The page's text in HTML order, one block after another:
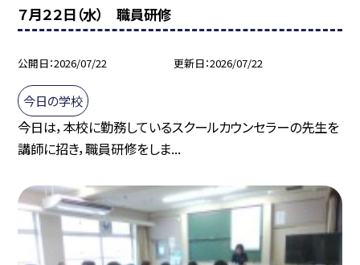
７月２２日（水） 職員研修
公開日 2026/07/22 更新日 2026/07/22
今日の学校
今日は，本校に勤務しているスクールカウンセラーの先生を
講師に招き，職員研修をしま...